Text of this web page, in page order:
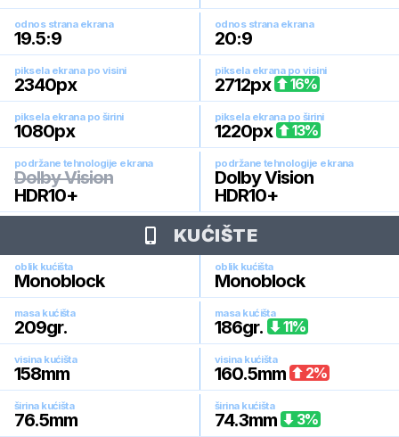
odnos strana ekrana
19.5:9
odnos strana ekrana
20:9
piksela ekrana po visini
2340px
piksela ekrana po visini
2712px 16%
piksela ekrana po širini
1080px
piksela ekrana po širini
1220px 13%
podržane tehnologije ekrana
Dolby Vision
HDR10+
podržane tehnologije ekrana
Dolby Vision
HDR10+
KUĆIŠTE
oblik kućišta
Monoblock
oblik kućišta
Monoblock
masa kućišta
209gr.
masa kućišta
186gr. 11%
visina kućišta
158mm
visina kućišta
160.5mm 2%
širina kućišta
76.5mm
širina kućišta
74.3mm 3%